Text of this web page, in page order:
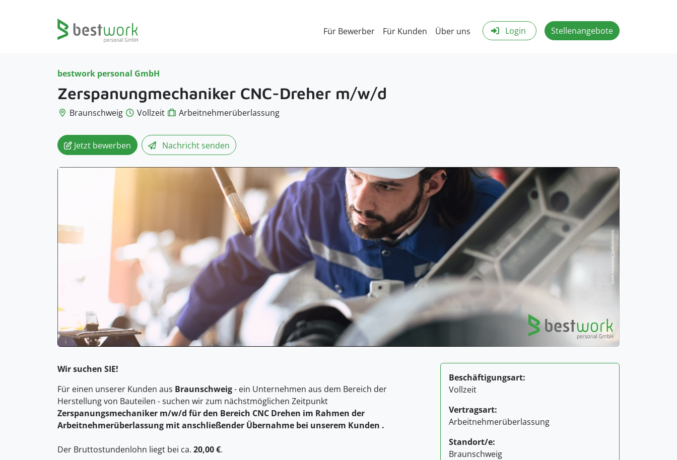
Für Bewerber Für Kunden Über uns Login Stellenangebote
bestwork personal GmbH
Zerspanungmechaniker CNC-Dreher m/w/d
Braunschweig Vollzeit Arbeitnehmerüberlassung
Jetzt bewerben Nachrichtsenden
Wir suchen SIE!
Für einen unserer Kunden aus Braunschweig- ein Unternehmen aus dem Bereich der
Herstellung von Bauteilen - suchen wir zum nächstmöglichen Zeitpunkt
Zerspanungsmechaniker m/w/d für den Bereich CNC Drehen im Rahmen der
Arbeitnehmerüberlassung mit anschließender Übernahme bei unserem Kunden .
Der Bruttostundenlohn liegt bei ca. 20,00 €.
Beschäftigungsart:
Vollzeit
Vertragsart:
Arbeitnehmerüberlassung
Standort/e:
Braunschweig